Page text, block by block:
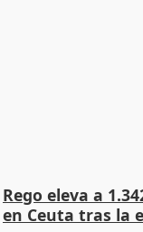
Rego eleva a
en Ceuta tras la